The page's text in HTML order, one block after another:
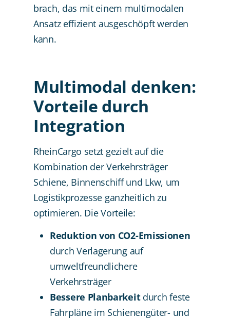
brach, das mit einem multimodalen
Ansatz effizient ausgeschöpft werden
kann.
Multimodal denken:
Vorteile durch
Integration
RheinCargo setzt gezielt auf die
Kombination der Verkehrsträger
Schiene, Binnenschiff und Lkw, um
Logistikprozesse ganzheitlich zu
optimieren. Die Vorteile:
Reduktion von CO2-Emissionen
durch Verlagerung auf
umweltfreundlichere
Verkehrsträger
Bessere Planbarkeitdurch feste
Fahrpläne im Schienengüter- und